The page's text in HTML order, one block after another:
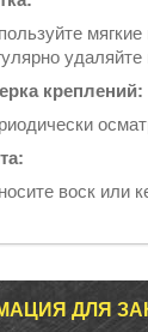
креплений:
воск или
ДЛЯ